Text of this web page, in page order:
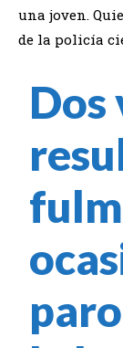
una joven.
de la policía
Dos